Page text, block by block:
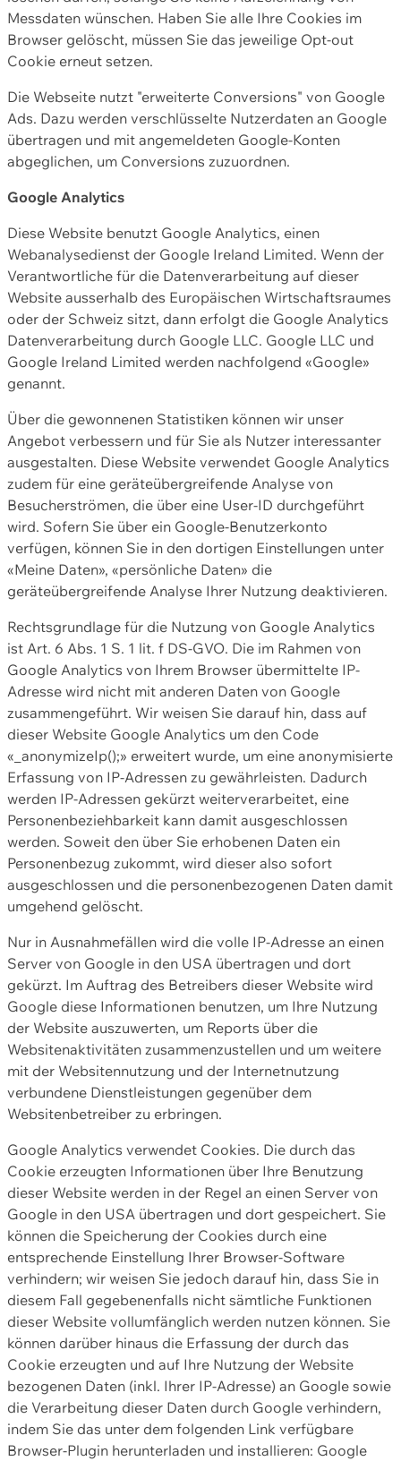
Messdaten wünschen. Haben Sie alle Ihre Cookies im
Browser gelöscht, müssen Sie das jeweilige Opt-out
Cookie erneut setzen.
Die Webseite nutzt "erweiterte Conversions" von Google
Ads. Dazu werden verschlüsselte Nutzerdaten an Google
übertragen und mit angemeldeten Google-Konten
abgeglichen, um Conversions zuzuordnen.
Google Analytics
Diese Website benutzt Google Analytics, einen
Webanalysedienst der Google Ireland Limited. Wenn der
Verantwortliche für die Datenverarbeitung auf dieser
Website ausserhalb des Europäischen Wirtschaftsraumes
oder der Schweiz sitzt, dann erfolgt die Google Analytics
Datenverarbeitung durch Google LLC. Google LLC und
Google Ireland Limited werden nachfolgend «Google»
genannt.
Über die gewonnenen Statistiken können wir unser
Angebot verbessern und für Sie als Nutzer interessanter
ausgestalten. Diese Website verwendet Google Analytics
zudem für eine geräteübergreifende Analyse von
Besucherströmen, die über eine User-ID durchgeführt
wird. Sofern Sie über ein Google-Benutzerkonto
verfügen, können Sie in den dortigen Einstellungen unter
«Meine Daten», «persönliche Daten» die
geräteübergreifende Analyse Ihrer Nutzung deaktivieren.
Rechtsgrundlage für die Nutzung von Google Analytics
ist Art. 6 Abs. 1 S. 1 lit. f DS-GVO. Die im Rahmen von
Google Analytics von Ihrem Browser übermittelte IP-
Adresse wird nicht mit anderen Daten von Google
zusammengeführt. Wir weisen Sie darauf hin, dass auf
dieser Website Google Analytics um den Code
«_anonymizeIp();» erweitert wurde, um eine anonymisierte
Erfassung von IP-Adressen zu gewährleisten. Dadurch
werden IP-Adressen gekürzt weiterverarbeitet, eine
Personenbeziehbarkeit kann damit ausgeschlossen
werden. Soweit den über Sie erhobenen Daten ein
Personenbezug zukommt, wird dieser also sofort
ausgeschlossen und die personenbezogenen Daten damit
umgehend gelöscht.
Nur in Ausnahmefällen wird die volle IP-Adresse an einen
Server von Google in den USA übertragen und dort
gekürzt. Im Auftrag des Betreibers dieser Website wird
Google diese Informationen benutzen, um Ihre Nutzung
der Website auszuwerten, um Reports über die
Websitenaktivitäten zusammenzustellen und um weitere
mit der Websitennutzung und der Internetnutzung
verbundene Dienstleistungen gegenüber dem
Websitenbetreiber zu erbringen.
Google Analytics verwendet Cookies. Die durch das
Cookie erzeugten Informationen über Ihre Benutzung
dieser Website werden in der Regel an einen Server von
Google in den USA übertragen und dort gespeichert. Sie
können die Speicherung der Cookies durch eine
entsprechende Einstellung Ihrer Browser-Software
verhindern; wir weisen Sie jedoch darauf hin, dass Sie in
diesem Fall gegebenenfalls nicht sämtliche Funktionen
dieser Website vollumfänglich werden nutzen können. Sie
können darüber hinaus die Erfassung der durch das
Cookie erzeugten und auf Ihre Nutzung der Website
bezogenen Daten (inkl. Ihrer IP-Adresse) an Google sowie
die Verarbeitung dieser Daten durch Google verhindern,
indem Sie das unter dem folgenden Link verfügbare
Browser-Plugin herunterladen und installieren: Google